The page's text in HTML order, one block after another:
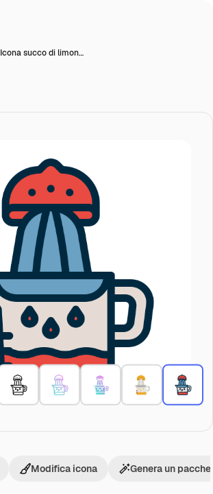
Icona succo di limon…
Modifica icona Genera un